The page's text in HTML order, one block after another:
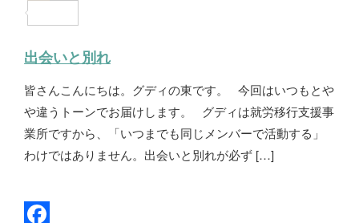
e
o
o
k
i
t
e
r
i
e
出会いと別れ
皆さんこんにちは。グディの東です。 今回はいつもとや
や違うトーンでお届けします。 グディは就労移行支援事
業所ですから、「いつまでも同じメンバーで活動する」
わけではありません。出会いと別れが必ず […]